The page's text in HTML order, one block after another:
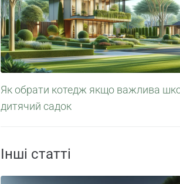
Як обрати котедж якщо важлива
дитячий садок
Інші статті